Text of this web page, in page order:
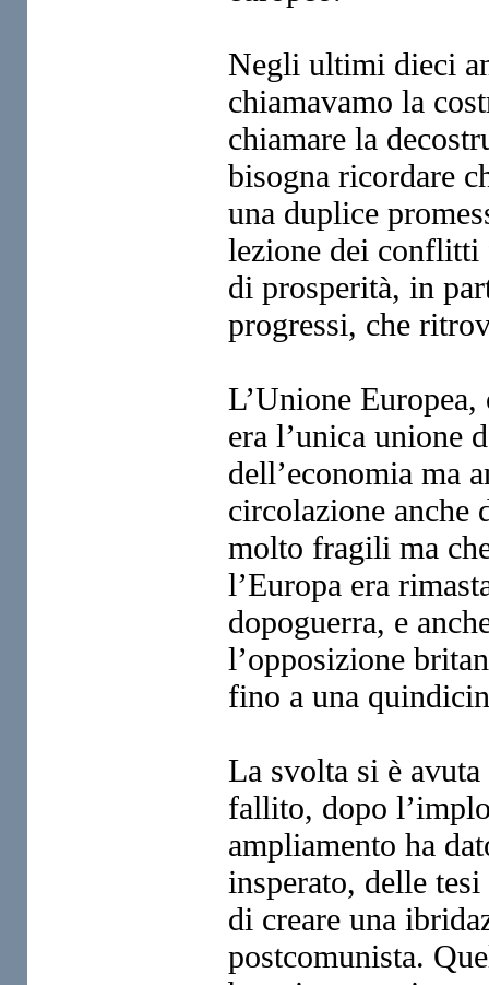
Negli ultimi dieci
chiamavamo la
chiamare la
bisogna ricordare
una duplice
lezione dei
di prosperità, in
progressi, che
L’Unione
era l’unica unione
dell’economia ma
circolazione anche
molto fragili ma
l’Europa era
dopoguerra, e
l’opposizione
fino a una
La svolta si è
fallito, dopo
ampliamento ha
insperato, delle tesi
di creare una
postcomunista.